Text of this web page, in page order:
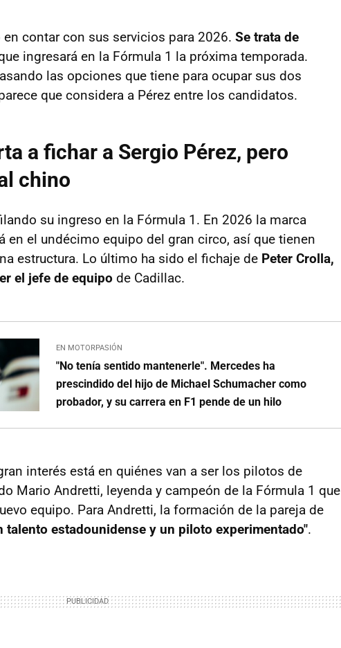
contar con sus servicios para 2026. Se trata de
ingresará en la Fórmula 1 la próxima temporada.
las opciones que tiene para ocupar sus dos
que considera a Pérez entre los candidatos.
a fichar a Sergio Pérez, pero
chino
su ingreso en la Fórmula 1. En 2026 la marca
en el undécimo equipo del gran circo, así que tienen
estructura. Lo último ha sido el fichaje de Peter Crolla,
el jefe de equipo de Cadillac.
EN MOTORPASIÓN
"No tenía sentido mantenerle". Mercedes ha
prescindido del hijo de Michael Schumacher como
probador, y su carrera en F1 pende de un hilo
interés está en quiénes van a ser los pilotos de
Mario Andretti, leyenda y campeón de la Fórmula 1 que
equipo. Para Andretti, la formación de la pareja de
talento estadounidense y un piloto experimentado".